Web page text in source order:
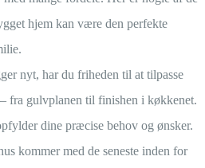
hjem kan være den perfekte
nyt, har du friheden til at tilpasse
fra gulvplanen til finishen i køkkenet.
dine præcise behov og ønsker.
kommer med de seneste inden for